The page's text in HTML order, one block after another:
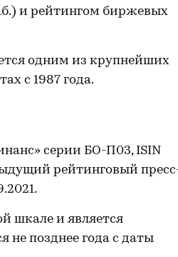
и рейтингом биржевых
одним из крупнейших
с 1987 года.
серии БО-П03, ISIN
рейтинговый
шкале и является
не позднее года с даты